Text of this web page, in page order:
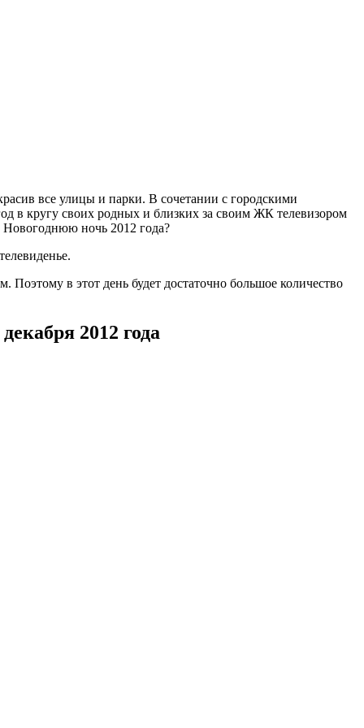
все улицы и парки. В сочетании с городскими
в кругу своих родных и близких за своим ЖК телевизором
Новогоднюю ночь 2012 года?
в этот день будет достаточно большое количество
2012 года